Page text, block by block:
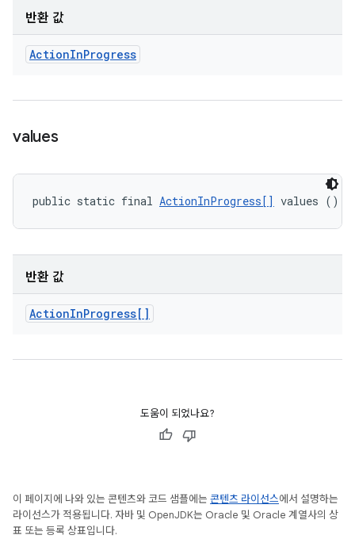
반환 값
ActionInProgress
values
public static final ActionInProgress[] values ()
반환 값
ActionInProgress[]
도움이 되었나요?
이 페이지에 나와 있는 콘텐츠와 코드 샘플에는 콘텐츠 라이선스에서 설명하는
라이선스가 적용됩니다. 자바 및 OpenJDK는 Oracle 및 Oracle 계열사의 상
표 또는 등록 상표입니다.